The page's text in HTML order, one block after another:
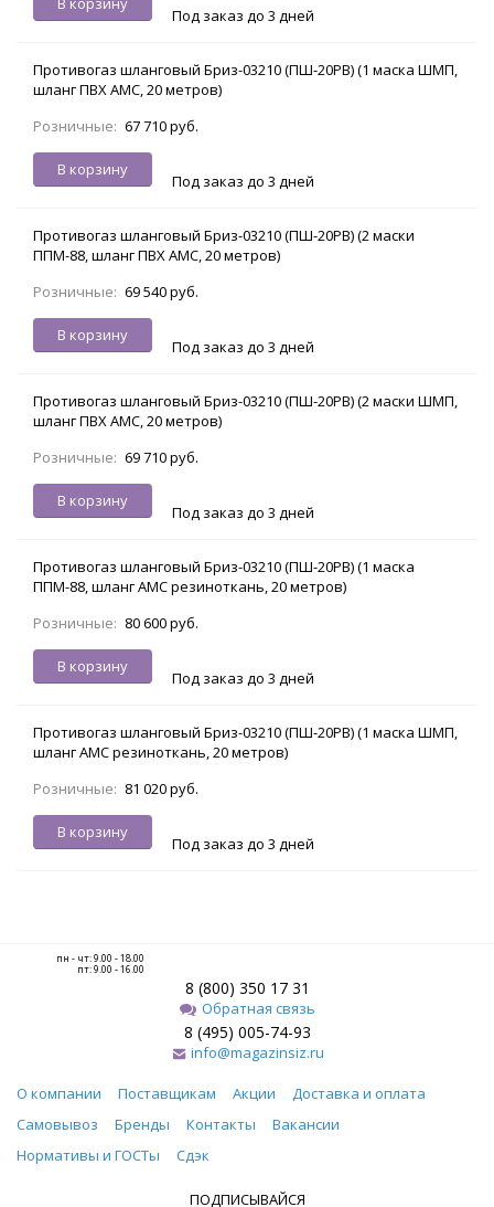
Под заказ до 3 дней
Противогаз шланговый Бриз-03210 (ПШ-20РВ) (1 маска ШМП,
шланг ПВХ АМС, 20 метров)
Розничные: 67 710 руб.
В корзину
Под заказ до 3 дней
Противогаз шланговый Бриз-03210 (ПШ-20РВ) (2 маски
ППМ-88, шланг ПВХ АМС, 20 метров)
Розничные: 69 540 руб.
В корзину
Под заказ до 3 дней
Противогаз шланговый Бриз-03210 (ПШ-20РВ) (2 маски ШМП,
шланг ПВХ АМС, 20 метров)
Розничные: 69 710 руб.
В корзину
Под заказ до 3 дней
Противогаз шланговый Бриз-03210 (ПШ-20РВ) (1 маска
ППМ-88, шланг АМС резиноткань, 20 метров)
Розничные: 80 600 руб.
В корзину
Под заказ до 3 дней
Противогаз шланговый Бриз-03210 (ПШ-20РВ) (1 маска ШМП,
шланг АМС резиноткань, 20 метров)
Розничные: 81 020 руб.
В корзину
Под заказ до 3 дней
пн - чт: 9.00 - 18.00
пт: 9.00 - 16.00
8 (800) 350 17 31
Обратная связь
8 (495) 005-74-93
info@magazinsiz.ru
О компании Поставщикам Акции
Доставка и оплата
Самовывоз
Бренды Контакты
Вакансии
Нормативы и ГОСТы
Сдэк
ПОДПИСЫВАЙСЯ